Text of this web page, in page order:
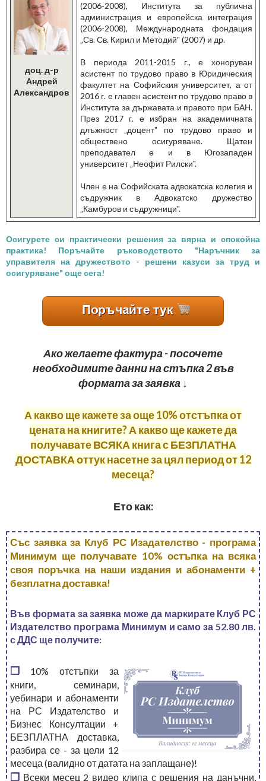
доц. д-р
Андрей
Александров
(2006-2008), Института за публична
администрация и европейска интеграция
(2006-2008), Международната фондация
„Св. Св. Кирил и Методий" (2007) и др.
В периода 2011-2015 г., е хоноруван
асистент по трудово право в Юридическия
факултет на Софийския университет, а от
2016 г. е главен асистент по трудово право в
Института за държавата и правото при БАН.
През 2017 г. е избран на академичната
длъжност „доцент" по трудово право и
обществено осигуряване. Щатен
преподавател е и в Югозападен
университет „Неофит Рилски".
Член е на Софийската адвокатска колегия и
съдружник в Адвокатско дружество
„Камбуров и съдружници".
Осигурете си практически решения за вярна и спокойна
практика! Поръчайте ръководството "Наръчник за
управителя на дружеството - решени казуси за труд и
осигуряване" още сега!
Ако желаете фактура - посочете
необходимите данни на стъпка 2 във
формата за заявка ↓
А какво ще кажете за още 10% отстъпка от
цената на книгите? А какво ще кажете да
получавате ВСЯКА книга с БЕЗПЛАТНА
ДОСТАВКА оттук насетне за цял период от 12
месеца?
Ето как:
Със заявка за Клуб РС Изадателство - програма
Минимум ще получавате 10% остъпка на всяка
своя поръчка на наши издания и абонаменти +
безплатна доставка!
Във формата за заявка може да маркирате Клуб РС
Издателство програма Минимум и само за 52.80 лв.
с ДДС ще получите:
❒ 10% отстъпки за
книги, семинари,
уебинари и абонаменти
на РС Издателство и
Бизнес Консултации +
БЕЗПЛАТНА доставка,
разбира се - за цели 12
месеца (валидно от датата на заплащане)!
❒ Всеки месец 2 видео клипа с решения на данъчни,